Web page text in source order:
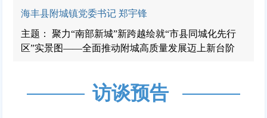
海丰县附城镇党委书记 郑宇锋
主题： 聚力“南部新城”新跨越绘就“市县同城化先行
区”实景图——全面推动附城高质量发展迈上新台阶
访谈预告